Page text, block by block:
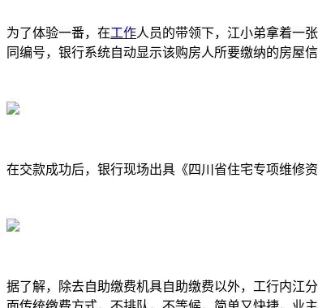
为了体验一番，在工作人员的带领下，江小弟拿着一
同编号，银行系统自动显示该购房人所要缴纳的房屋
在交款成功后，银行现场出具《四川省住宅专项维修
据了解，除去自助缴费机具自助缴费以外，工行内江